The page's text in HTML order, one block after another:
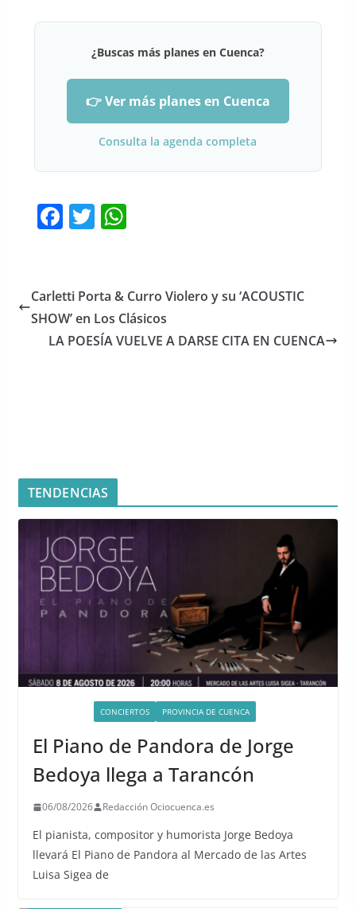
¿Buscas más planes en Cuenca?
👉 Ver más planes en Cuenca
Consulta la agenda completa
F
e
b
o
T
er
W
s
A
p
Carletti Porta & Curro Violero y su ‘ACOUSTIC
SHOW’ en Los Clásicos
LA POESÍA VUELVE A DARSE CITA EN CUENCA
TENDENCIAS
CONCIERTOS PROVINCIA DE CUENCA
El Piano de Pandora de Jorge
Bedoya llega a Tarancón
06/08/2026 Redacción Ociocuenca.es
El pianista, compositor y humorista Jorge Bedoya
llevará El Piano de Pandora al Mercado de las Artes
Luisa Sigea de